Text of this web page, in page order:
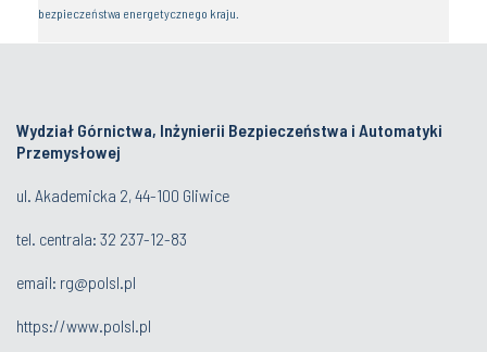
Grupy JSW.
Wydział Górnictwa, Inżynierii Bezpieczeństwa i Automatyki
Przemysłowej
ul. Akademicka 2, 44-100 Gliwice
tel. centrala: 32 237-12-83
email: rg@polsl.pl
https://www.polsl.pl